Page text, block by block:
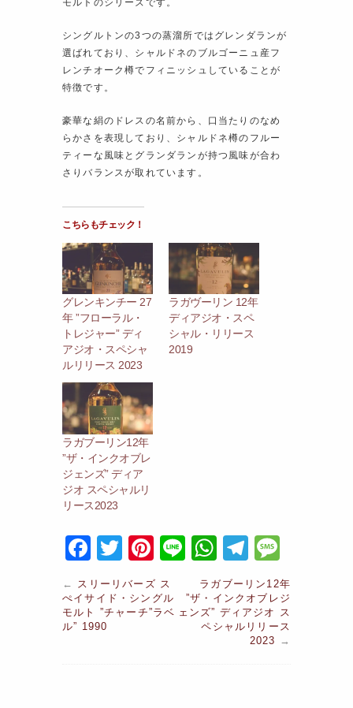
シングルトンの3つの蒸溜所ではグレンダランが
選ばれており、シャルドネのブルゴーニュ産フ
レンチオーク樽でフィニッシュしていることが
特徴です。
豪華な絹のドレスの名前から、口当たりのなめ
らかさを表現しており、シャルドネ樽のフルー
ティーな風味とグランダランが持つ風味が合わ
さりバランスが取れています。
こちらもチェック！
グレンキンチー 27
年 ”フローラル・
トレジャー” ディ
アジオ・スペシャ
ルリリース 2023
ラガヴーリン 12年
ディアジオ・スペ
シャル・リリース
2019
ラガブーリン12年
”ザ・インクオブレ
ジェンズ” ディア
ジオ スペシャルリ
リース2023
F
a
c
e
T
w
itt
er
Pi
nt
er
e
Li
e
W
h
at
s
T
el
e
gr
a
e
s
s
a
← スリーリバーズ ス
ぺイサイド・シングル
モルト ”チャーチ”ラベ
ル” 1990
ラガブーリン12年
”ザ・インクオブレジ
ェンズ” ディアジオ ス
ペシャルリリース
2023 →